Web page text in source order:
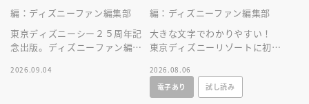
編：ディズニーファン編集部
東京ディズニーシー２５周年記
念出版。ディズニーファン編集
したパークファン必見の２５年
2026.09.04
編：ディズニーファン編集部
大きな文字でわかりやすい！
東京ディズニーリゾートに初め
人へ贈る、やさしいガイドブッ
ク。
2026.08.06
電子あり
試し読み